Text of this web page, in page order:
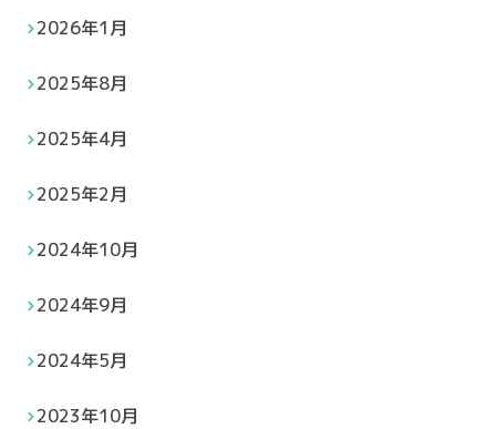
2026年1月
2025年8月
2025年4月
2025年2月
2024年10月
2024年9月
2024年5月
2023年10月